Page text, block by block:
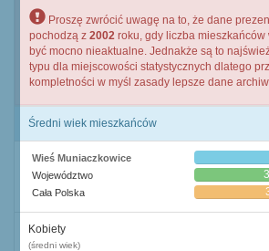
Proszę zwrócić uwagę na to, że dane
pochodzą z 2002 roku, gdy liczba mieszkańców
być mocno nieaktualne. Jednakże są to
typu dla miejscowości statystycznych dlatego
kompletności w myśl zasady lepsze dane
Średni wiek mieszkańców
Wieś Muniaczkowice
Województwo
Cała Polska
Kobiety
(średni wiek)